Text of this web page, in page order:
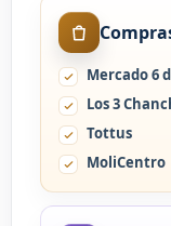
Mercado 6
Los 3
Tottus
MoliCentro